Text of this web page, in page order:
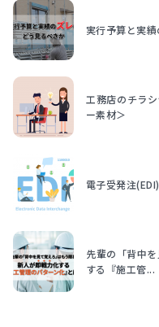
実行予算と実
工務店のチラ
ー素材＞
電子受発注
先輩の「背中
する『施工管...